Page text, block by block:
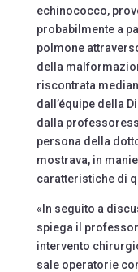
echinococco,
probabilmente a
polmone
della
riscontrata
dall’équipe della
dalla
persona della
mostrava, in
caratteristiche di
«In seguito a
spiega il
intervento
sale operatorie